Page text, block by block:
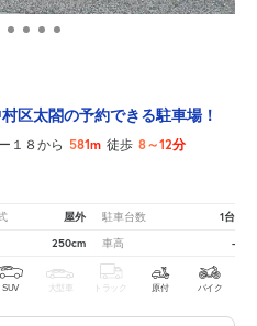
区太閤の予約できる駐車場！
１８から 581m 徒歩 8～12分
屋外 駐車台数 1台
250cm 車高 -
SUV 大型車 トラック 原付 バイク